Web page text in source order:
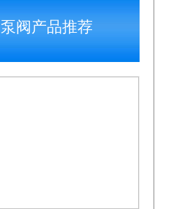
泵阀产品推荐